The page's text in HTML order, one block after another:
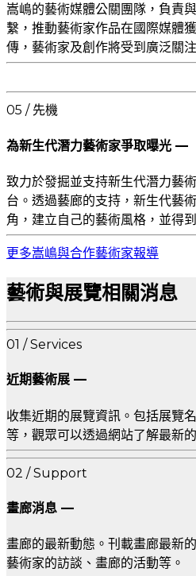
嵩嶋的藝術媒體公關團隊，負責
繫，推動藝術家作品在國際媒體
傳，藝術家及創作將受到廣泛關
05 / 先機
為新生代潛力藝術家爭取曝光 —
致力於發掘並支持新生代潛力藝
台。透過藝廊的支持，新生代藝
角，建立自己的藝術風格，並得
更多嵩嶋與合作藝術家報導
藝術與展覽相關消息
01 / Services
近期藝術展 —
收集近期的展覽資訊。包括展覽
等，觀眾可以透過網站了解最新
02 / Support
畫廊消息 —
畫廊的最新動態。刊載畫廊最新
藝術家的訪談、畫廊的活動等。